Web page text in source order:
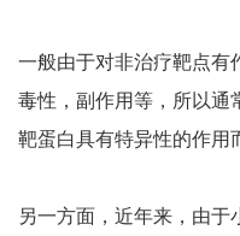
一般由于对非治疗靶点有
毒性，副作用等，所以通
靶蛋白具有特异性的作用
另一方面，近年来，由于